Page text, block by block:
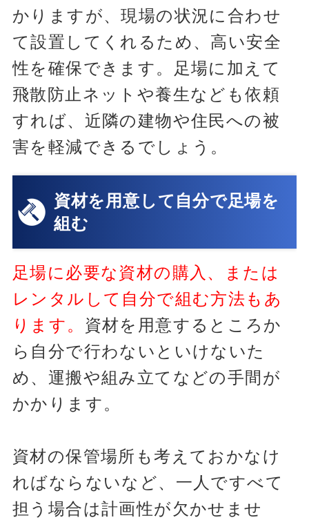
かりますが、現場の状況に合わせ
て設置してくれるため、高い安全
性を確保できます。足場に加えて
飛散防止ネットや養生なども依頼
すれば、近隣の建物や住民への被
害を軽減できるでしょう。
資材を用意して自分で足場を
組む
足場に必要な資材の購入、または
レンタルして自分で組む方法もあ
ります。 資材を用意するところか
ら自分で行わないといけないた
め、運搬や組み立てなどの手間が
かかります。
資材の保管場所も考えておかなけ
ればならないなど、一人ですべて
担う場合は計画性が欠かせませ